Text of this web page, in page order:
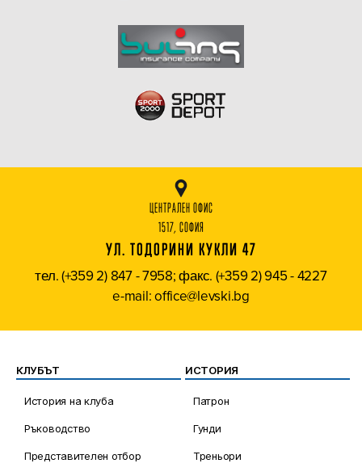
ЦЕНТРАЛЕН ОФИС
1517, СОФИЯ
УЛ. ТОДОРИНИ КУКЛИ 47
тел. (+359 2) 847 - 7958; факс. (+359 2) 945 - 4227
e-mail: office@levski.bg
КЛУБЪТ
История на клуба
Ръководство
Представителен отбор
ИСТОРИЯ
Патрон
Гунди
Треньори